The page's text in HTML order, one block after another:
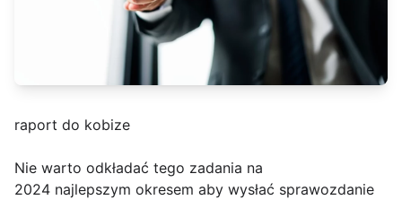
raport do kobize
Nie warto odkładać tego zadania na
2024 najlepszym okresem aby wysłać sprawozdanie